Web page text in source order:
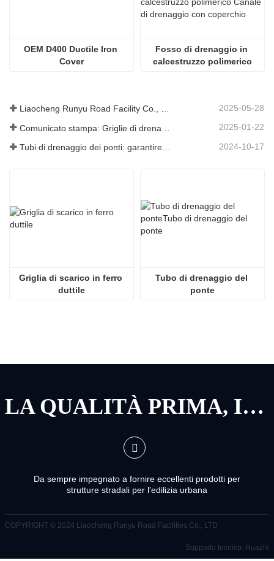
OEM D400 Ductile Iron
Cover
Fosso di drenaggio in
calcestruzzo polimerico
Liaocheng Runyu Road Facility Co., Ltd.: un produttore affidabile di tombini per infrastrutture urbane più sicure 2025-05-28
2025-01-22
2024-10-17
Griglia di scarico in ferro
duttile
Tubo di drenaggio del
ponte
LA QUALITÀ PRIMA, IL SERVIZIO PRIMA
Da sempre impegnato a fornire eccellenti prodotti per
strutture stradali per l'edilizia urbana
COPYRIGHT © 2024 Liaocheng Runyu Road Facilities Co., LTD
Supporto tecnico: Huazhi